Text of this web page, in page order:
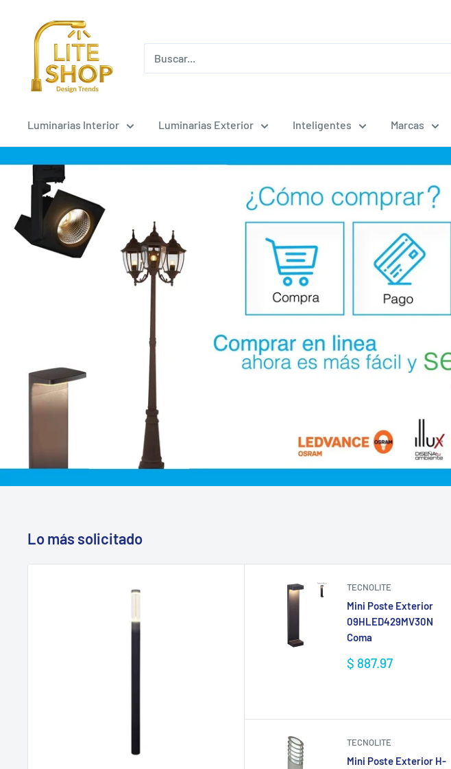
directamente
contenido
Lite
Shop
Luminarias Interior Luminarias Exterior Inteligentes Marcas
Lo más solicitado
TECNOLITE
Mini Poste Exterior
09HLED429MV30N
Coma
Precio
$ 887.97
TECNOLITE
Mini Poste Exterior H-